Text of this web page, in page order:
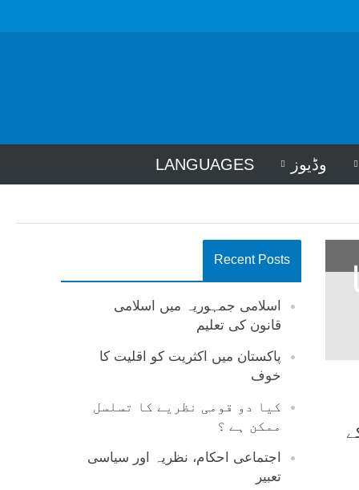
وڈیوز LANGUAGES
Recent Posts
اسلامی جمہوریہ میں اسلامی
قانون کی تعلیم
پاکستان میں اکثریت کو اقلیت کا
خوف
کیا دو قومی نظریے کا تسلسل
ممکن ہے ؟
اجتماعی احکام، نظریہ اور سیاسی
تعبیر